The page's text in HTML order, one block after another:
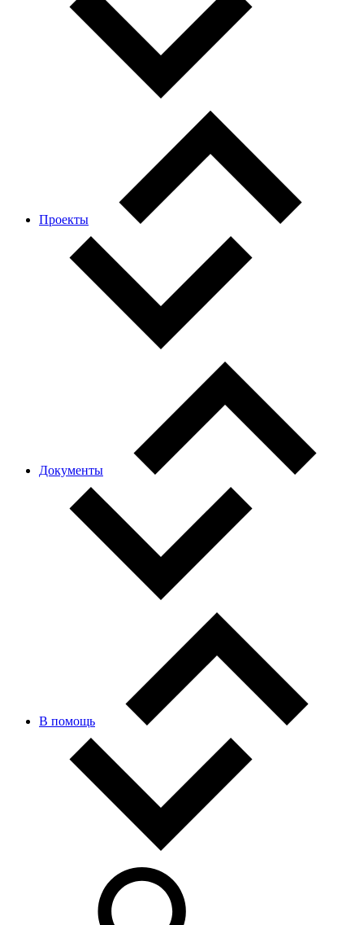
Проекты
Документы
В помощь